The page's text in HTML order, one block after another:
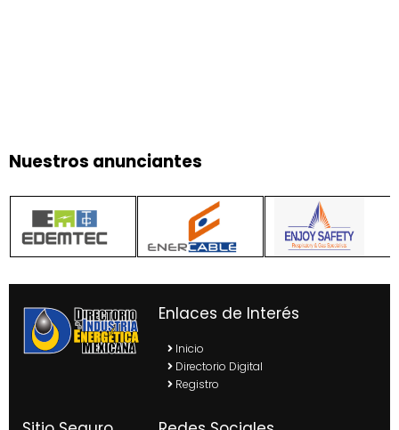
Nuestros anunciantes
Enlaces de Interés
Inicio
Directorio Digital
Registro